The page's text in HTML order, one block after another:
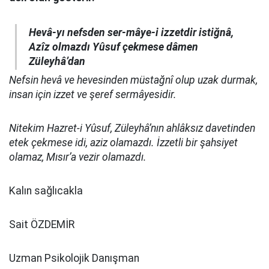
Hevâ-yı nefsden ser-mâye-i izzetdir istiğnâ,
Azîz olmazdı Yûsuf çekmese dâmen
Züleyhâ’dan
Nefsin hevâ ve hevesinden müstağnî olup uzak durmak,
insan için izzet ve şeref sermâyesidir.
Nitekim Hazret-i Yûsuf, Züleyhâ’nın ahlâksız davetinden
etek çekmese idi, aziz olamazdı. İzzetli bir şahsiyet
olamaz, Mısır’a vezir olamazdı.
Kalın sağlıcakla
Sait ÖZDEMİR
Uzman Psikolojik Danışman